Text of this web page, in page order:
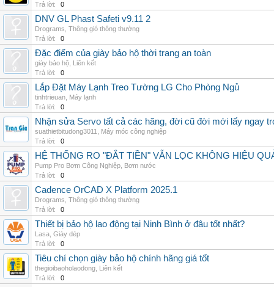
Trả lời:
0
DNV GL Phast Safeti v9.11 2
Drograms Thông gió thông thường
Trả lời:
0
Đặc điểm của giày bảo hộ thời trang an toàn
giày bảo hộ Liên kết
Trả lời:
0
Lắp Đặt Máy Lạnh Treo Tường LG Cho Phòng Ngủ
tinhtrieuan Máy lạnh
Trả lời:
0
Nhận sửa Servo tất cả các hãng, đời cũ đời mới lấy ngay
suathietbitudong3011
Máy móc công nghiệp
Trả lời:
0
HỆ THỐNG RO "ĐẮT TIỀN" VẪN LỌC KHÔNG HIỆU
Pump Pro Bơm Công Nghiệp Bơm nước
Trả lời:
0
Cadence OrCAD X Platform 2025.1
Drograms Thông gió thông thường
Trả lời:
0
Thiết bị bảo hộ lao động tại Ninh Bình ở đâu tốt nhất?
Lasa Giày dép
Trả lời:
0
Tiêu chí chọn giày bảo hộ chính hãng giá tốt
thegioibaoholaodong Liên kết
Trả lời:
0